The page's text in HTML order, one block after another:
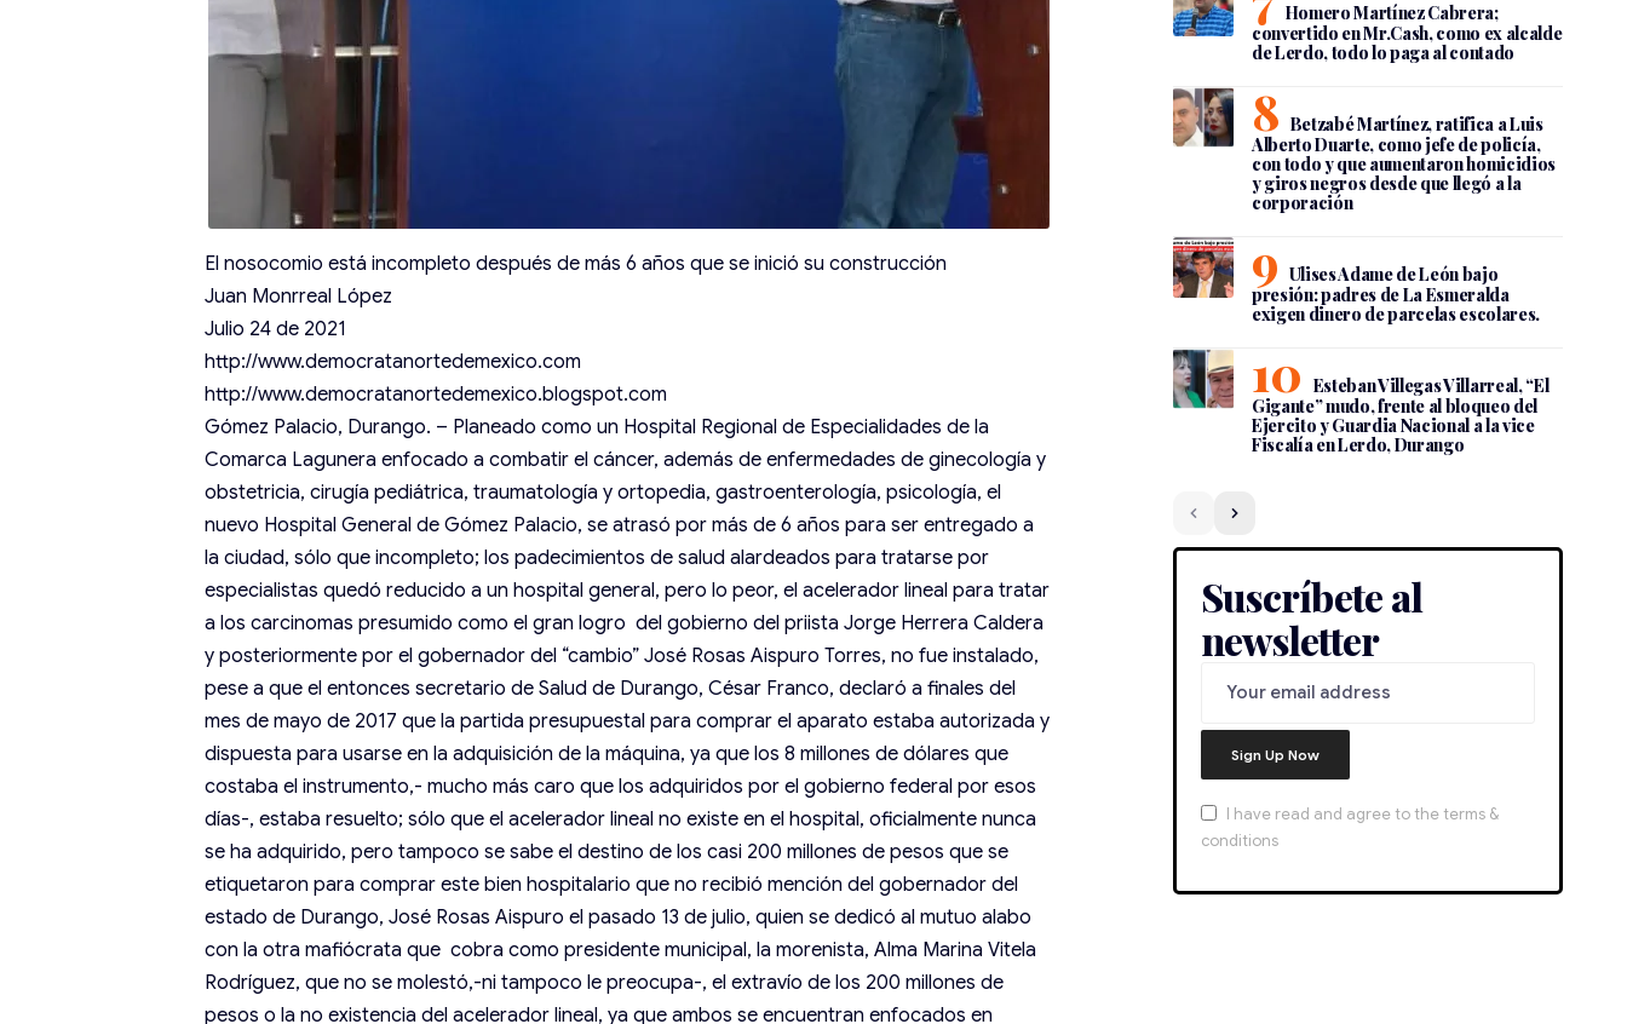
El nosocomio está incompleto después de más 6 años que se inició su construcción
Juan Monrreal López
Julio 24 de 2021
http://www.democratanortedemexico.com
http://www.democratanortedemexico.blogspot.com
Gómez Palacio, Durango. – Planeado como un Hospital Regional de Especialidades de la
Comarca Lagunera enfocado a combatir el cáncer, además de enfermedades de ginecología y
obstetricia, cirugía pediátrica, traumatología y ortopedia, gastroenterología, psicología, el
nuevo Hospital General de Gómez Palacio, se atrasó por más de 6 años para ser entregado a
la ciudad, sólo que incompleto; los padecimientos de salud alardeados para tratarse por
especialistas quedó reducido a un hospital general, pero lo peor, el acelerador lineal para tratar
a los carcinomas presumido como el gran logro del gobierno del priista Jorge Herrera Caldera
y posteriormente por el gobernador del “cambio” José Rosas Aispuro Torres, no fue instalado,
pese a que el entonces secretario de Salud de Durango, César Franco, declaró a finales del
mes de mayo de 2017 que la partida presupuestal para comprar el aparato estaba autorizada y
dispuesta para usarse en la adquisición de la máquina, ya que los 8 millones de dólares que
costaba el instrumento,- mucho más caro que los adquiridos por el gobierno federal por esos
días-, estaba resuelto; sólo que el acelerador lineal no existe en el hospital, oficialmente nunca
se ha adquirido, pero tampoco se sabe el destino de los casi 200 millones de pesos que se
etiquetaron para comprar este bien hospitalario que no recibió mención del gobernador del
estado de Durango, José Rosas Aispuro el pasado 13 de julio, quien se dedicó al mutuo alabo
con la otra mafiócrata que cobra como presidente municipal, la morenista, Alma Marina Vitela
Rodríguez, que no se molestó,-ni tampoco le preocupa-, el extravío de los 200 millones de
pesos o la no existencia del acelerador lineal, ya que ambos se encuentran enfocados en
Homero Martínez Cabrera;
convertido en Mr.Cash, como ex alcalde
de Lerdo, todo lo paga al contado
Betzabé Martínez, ratifica a Luis
Alberto Duarte, como jefe de policía,
con todo y que aumentaron homicidios
y giros negros desde que llegó a la
corporación
Ulises Adame de León bajo
presión: padres de La Esmeralda
exigen dinero de parcelas escolares.
Esteban Villegas Villarreal, “El
Gigante” mudo, frente al bloqueo del
Ejercito y Guardia Nacional a la vice
Fiscalía en Lerdo, Durango
Suscríbete al
newsletter
I have read and agree to the terms &
conditions